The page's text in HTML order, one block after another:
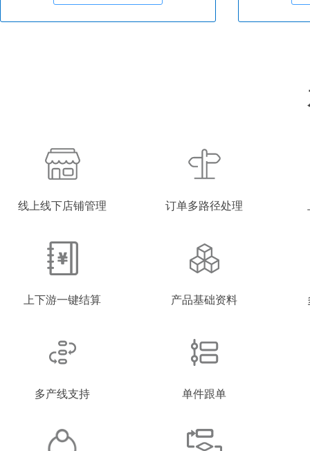
线上线下店铺管理 订单多路径处理
上下游一键结算 产品基础资料
多产线支持 单件跟单